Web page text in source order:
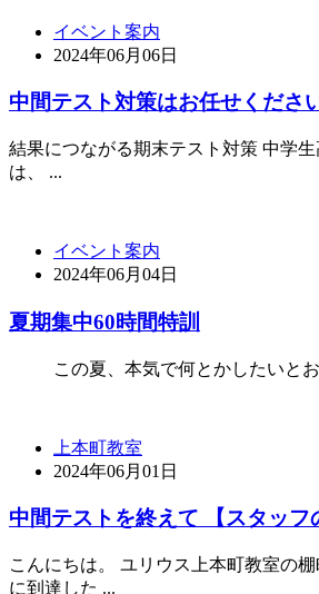
イベント案内
2024年06月06日
中間テスト対策はお任せくださ
結果につながる期末テスト対策 中学
は、 ...
イベント案内
2024年06月04日
夏期集中60時間特訓
この夏、本気で何とかしたいとお
上本町教室
2024年06月01日
中間テストを終えて 【スタッフ
こんにちは。 ユリウス上本町教室の
に到達した ...